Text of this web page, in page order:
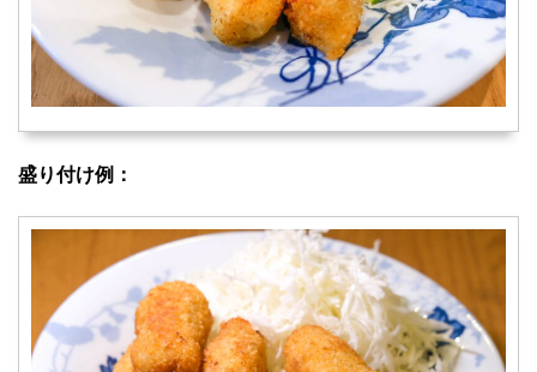
盛り付け例：